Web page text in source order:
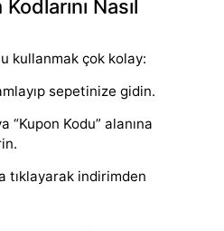
Nasıl
kullanmak çok kolay:
sepetinize gidin.
“Kupon Kodu” alanına
tıklayarak indirimden